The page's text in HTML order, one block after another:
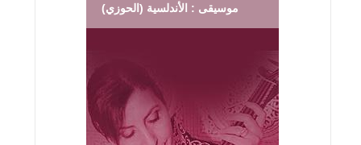
موسيقى : الأندلسية (الحوزي)